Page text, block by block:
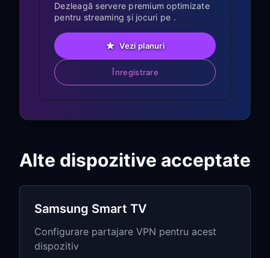
Fi
conectat
AlegețiAdvanced optionssauModify
network
Derulați în jos la setărileProxy
SelectațiManual
Pasul 1
Salvați setările
Pasul 3: Testați conexiunea
Deschideți orice aplicație de streaming
Dezleagă servere premium optimizate
pentru streaming și jocuri pe .
Vezi planuri
Înregistrare
Alte dispozitive acceptate
Samsung Smart TV
Configurare partajare VPN pentru acest
dispozitiv